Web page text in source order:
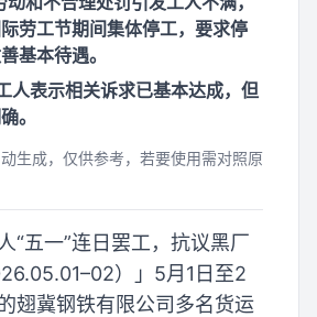
劳工节期间集体停工，要求停
基本待遇。
人表示相关诉求已基本达成，但
。
生成，仅供参考，若要使用需对照原
“五一”连日罢工，抗议黑厂
）」5月1日至2
翅冀钢铁有限公司多名货运